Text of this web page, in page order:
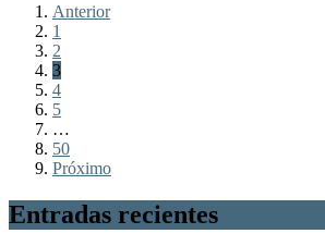
Anterior
1
2
3
4
5
…
50
Próximo
Entradas recientes